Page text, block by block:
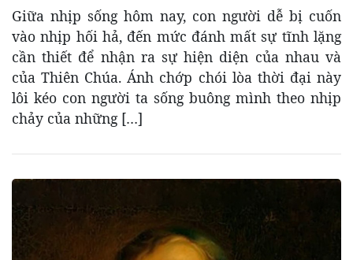
Giữa nhịp sống hôm nay, con người dễ bị cuốn
vào nhịp hối hả, đến mức đánh mất sự tĩnh lặng
cần thiết để nhận ra sự hiện diện của nhau và
của Thiên Chúa. Ánh chớp chói lòa thời đại này
lôi kéo con người ta sống buông mình theo nhịp
chảy của những […]